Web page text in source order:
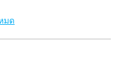
มด